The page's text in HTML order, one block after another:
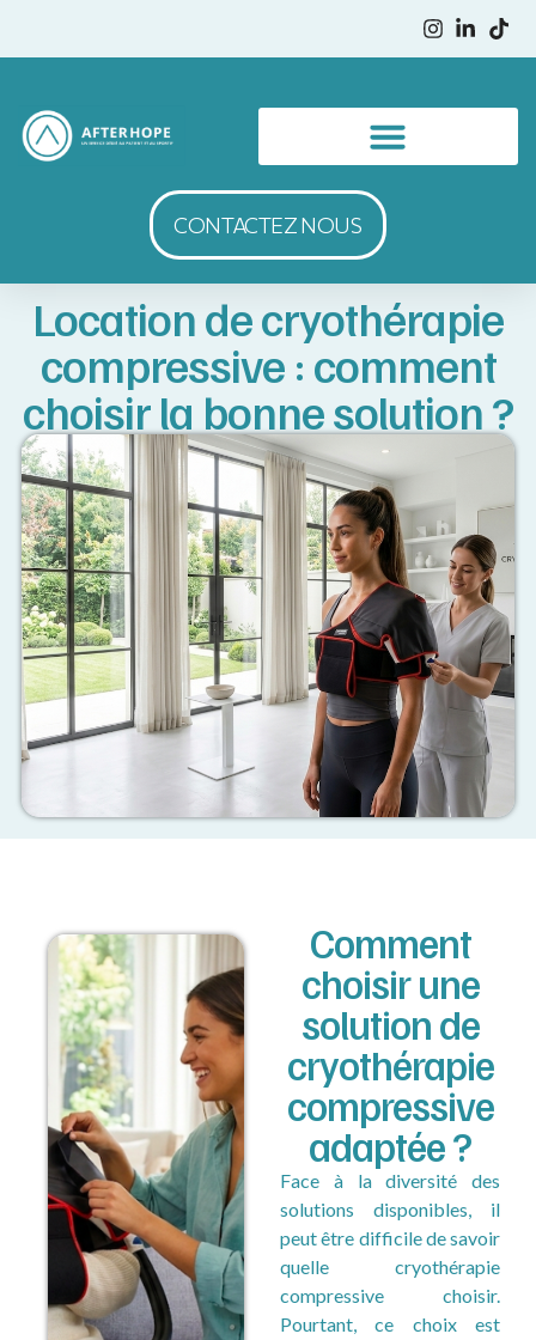
CONTACTEZ NOUS
Location de cryothérapie
compressive : comment
choisir la bonne solution ?
Comment
choisir une
solution de
cryothérapie
compressive
adaptée ?
Face à la diversité des
solutions disponibles, il
peut être difficile de savoir
quelle cryothérapie
compressive choisir.
Pourtant, ce choix est